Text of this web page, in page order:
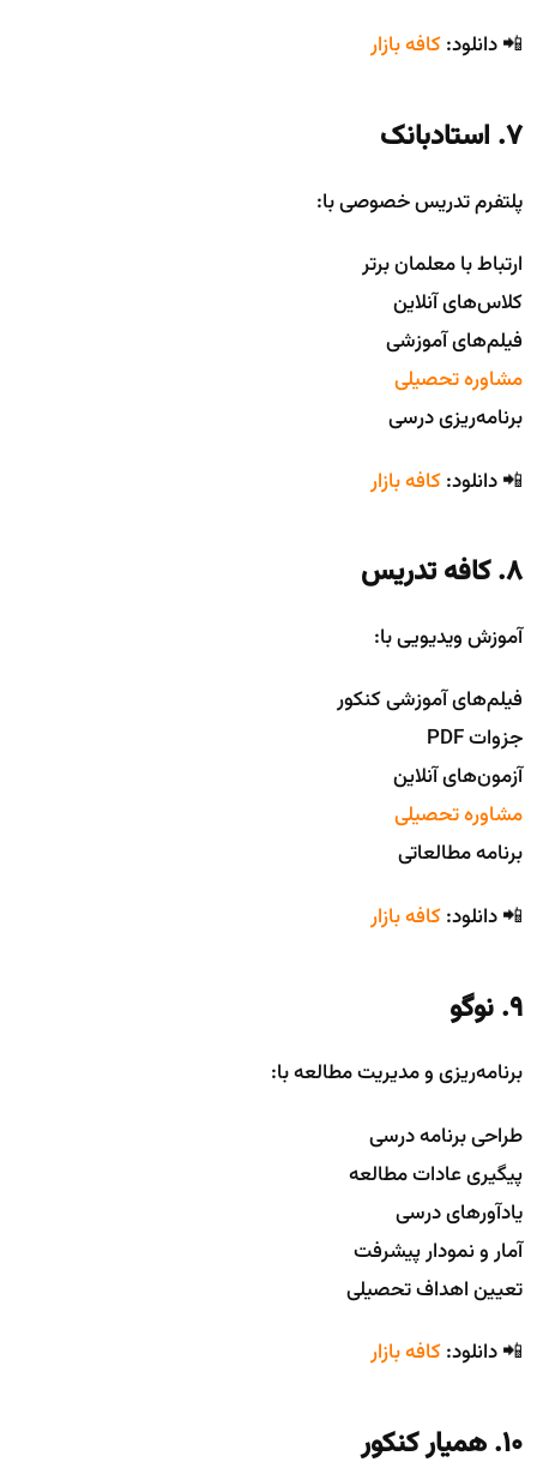
📲 دانلود:کافه بازار
7. استادبانک
پلتفرم تدریس خصوصی با:
ارتباط با معلمان برتر
کلاس‌های آنلاین
فیلم‌های آموزشی
مشاوره تحصیلی
برنامه‌ریزی درسی
📲 دانلود:کافه بازار
8. کافه تدریس
آموزش ویدیویی با:
فیلم‌های آموزشی کنکور
جزوات PDF
آزمون‌های آنلاین
مشاوره تحصیلی
برنامه مطالعاتی
📲 دانلود:کافه بازار
9. نوگو
برنامه‌ریزی و مدیریت مطالعه با:
طراحی برنامه درسی
پیگیری عادات مطالعه
یادآورهای درسی
آمار و نمودار پیشرفت
تعیین اهداف تحصیلی
📲 دانلود:کافه بازار
10. همیار کنکور